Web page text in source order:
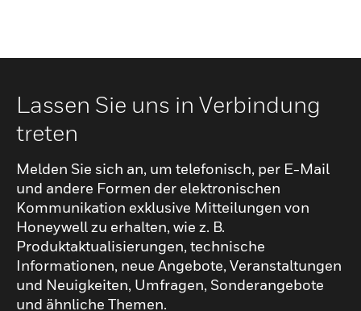
Lassen Sie uns in Verbindung
treten
Melden Sie sich an, um telefonisch, per E-Mail
und andere Formen der elektronischen
Kommunikation exklusive Mitteilungen von
Honeywell zu erhalten, wie z. B.
Produktaktualisierungen, technische
Informationen, neue Angebote, Veranstaltungen
und Neuigkeiten, Umfragen, Sonderangebote
und ähnliche Themen.